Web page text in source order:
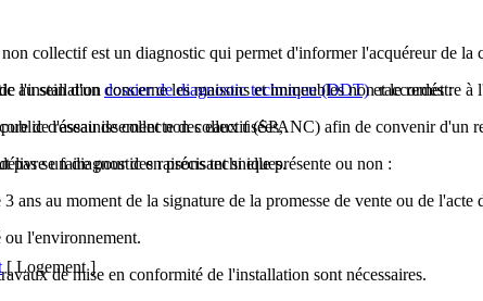
collectif est un diagnostic qui permet d'informer l'acquéreur de
au sein d'un dossier de diagnostic technique (DDT)et le remettre à
l'installation concerne les maisons et immeubles non raccordés :
de réseau de collecte des eaux usées,
pas se faire pour des raisons techniques.
d'assainissement non collectif (SPANC) afin de convenir
un diagnostic en précisant si elle présente ou non :
ou l'environnement.
de mise en conformité de l'installation sont nécessaires.
ans au moment de la signature de la promesse de vente ou de l'acte
[ Logement ]